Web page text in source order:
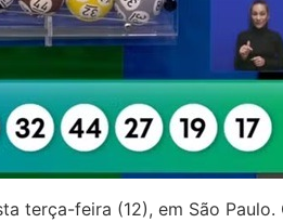
terça-feira (12), em São